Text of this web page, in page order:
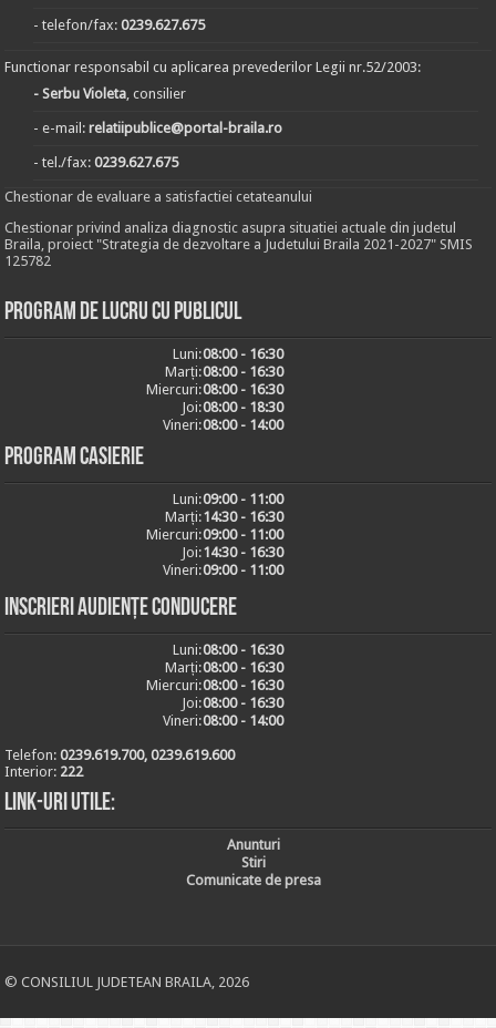
- telefon/fax:0239.627.675
Functionar responsabil cu aplicarea prevederilor Legii nr.52/2003:
- Serbu Violeta , consilier
- e-mail:relatiipublice@portal-braila.ro
- tel./fax:0239.627.675
Chestionar de evaluare a satisfactiei cetateanului
Chestionar privind analiza diagnostic asupra situatiei actuale din judetul
Braila, proiect "Strategia de dezvoltare a Judetului Braila 2021-2027" SMIS
125782
Program de lucru cu publicul
Luni:08:00 - 16:30
Marți:08:00 - 16:30
Miercuri:08:00 - 16:30
Joi:08:00 - 18:30
Vineri:08:00 - 14:00
Program casierie
Luni:09:00 - 11:00
Marți:14:30 - 16:30
Miercuri:09:00 - 11:00
Joi:14:30 - 16:30
Vineri:09:00 - 11:00
Inscrieri audiențe conducere
Luni:08:00 - 16:30
Marți:08:00 - 16:30
Miercuri:08:00 - 16:30
Joi:08:00 - 16:30
Vineri:08:00 - 14:00
Telefon:0239.619.700, 0239.619.600
Interior: 222
Link-uri utile:
Anunturi
Stiri
Comunicate de presa
© CONSILIUL JUDETEAN BRAILA, 2026